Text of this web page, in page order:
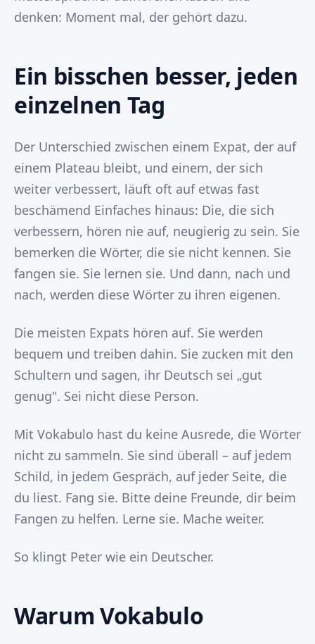
denken: Moment mal, der gehört dazu.
Ein bisschen besser, jeden
einzelnen Tag
Der Unterschied zwischen einem Expat, der auf
einem Plateau bleibt, und einem, der sich
weiter verbessert, läuft oft auf etwas fast
beschämend Einfaches hinaus: Die, die sich
verbessern, hören nie auf, neugierig zu sein. Sie
bemerken die Wörter, die sie nicht kennen. Sie
fangen sie. Sie lernen sie. Und dann, nach und
nach, werden diese Wörter zu ihren eigenen.
Die meisten Expats hören auf. Sie werden
bequem und treiben dahin. Sie zucken mit den
Schultern und sagen, ihr Deutsch sei „gut
genug". Sei nicht diese Person.
Mit Vokabulo hast du keine Ausrede, die Wörter
nicht zu sammeln. Sie sind überall – auf jedem
Schild, in jedem Gespräch, auf jeder Seite, die
du liest. Fang sie. Bitte deine Freunde, dir beim
Fangen zu helfen. Lerne sie. Mache weiter.
So klingt Peter wie ein Deutscher.
Warum Vokabulo